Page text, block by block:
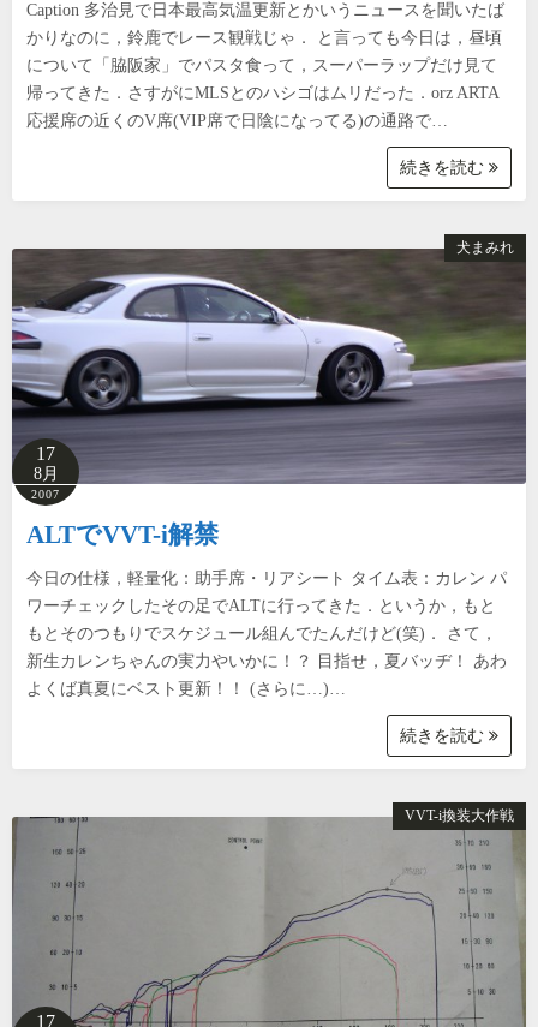
Caption 多治見で日本最高気温更新とかいうニュースを聞いたば
かりなのに，鈴鹿でレース観戦じゃ． と言っても今日は，昼頃
について「脇阪家」でパスタ食って，スーパーラップだけ見て
帰ってきた．さすがにMLSとのハシゴはムリだった．orz ARTA
応援席の近くのV席(VIP席で日陰になってる)の通路で…
続きを読む
犬まみれ
17
8月
2007
ALTでVVT-i解禁
今日の仕様，軽量化：助手席・リアシート タイム表：カレン パ
ワーチェックしたその足でALTに行ってきた．というか，もと
もとそのつもりでスケジュール組んでたんだけど(笑)． さて，
新生カレンちゃんの実力やいかに！？ 目指せ，夏バッヂ！ あわ
よくば真夏にベスト更新！！ (さらに…)…
続きを読む
VVT-i換装大作戦
17